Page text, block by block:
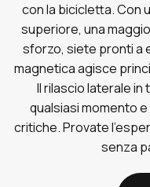
con la bicicletta. Con
superiore, una
sforzo, siete pronti a
magnetica agisce
Il rilascio laterale
qualsiasi momento
critiche. Provate
senza